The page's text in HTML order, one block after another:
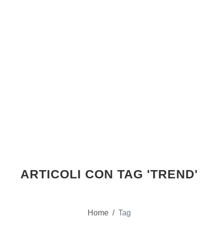
ARTICOLI CON TAG 'TREND'
Home / Tag